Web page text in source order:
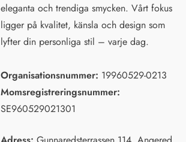
eleganta och trendiga smycken. Vårt fokus
ligger på kvalitet, känsla och design som
lyfter din personliga stil – varje dag.
Organisationsnummer: 19960529-0213
Momsregistreringsnummer:
SE960529021301